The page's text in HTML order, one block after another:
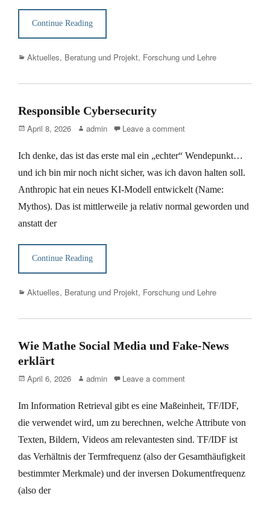
Continue Reading
Categories
Aktuelles, Beratung und Projekt, Forschung und Lehre
Responsible Cybersecurity
Posted
April 8, 2026 Author
admin Leave a comment
Ich denke, das ist das erste mal ein „echter“ Wendepunkt…
und ich bin mir noch nicht sicher, was ich davon halten soll.
Anthropic hat ein neues KI-Modell entwickelt (Name:
Mythos). Das ist mittlerweile ja relativ normal geworden und
anstatt der
Continue Reading
Categories
Aktuelles, Beratung und Projekt, Forschung und Lehre
Wie Mathe Social Media und Fake-News
erklärt
Posted
April 6, 2026 Author
admin Leave a comment
Im Information Retrieval gibt es eine Maßeinheit, TF/IDF,
die verwendet wird, um zu berechnen, welche Attribute von
Texten, Bildern, Videos am relevantesten sind. TF/IDF ist
das Verhältnis der Termfrequenz (also der Gesamthäufigkeit
bestimmter Merkmale) und der inversen Dokumentfrequenz
(also der